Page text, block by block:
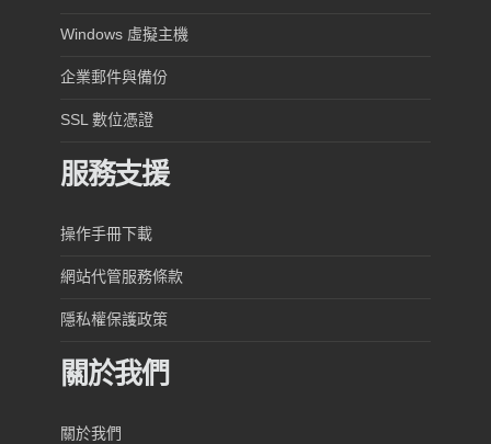
Windows 虛擬主機
企業郵件與備份
SSL 數位憑證
服務支援
操作手冊下載
網站代管服務條款
隱私權保護政策
關於我們
關於我們